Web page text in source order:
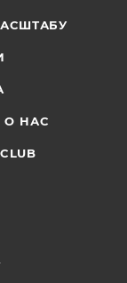
О НАС